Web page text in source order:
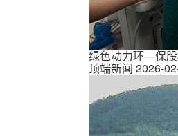
绿色动力环—保
顶端新闻 2026-